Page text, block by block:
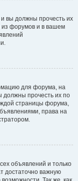
вы должны прочесть их
из форумов и в вашем
для форума, на
должны прочесть их по
страницы форума,
права на
объявлений и только
достаточно важную